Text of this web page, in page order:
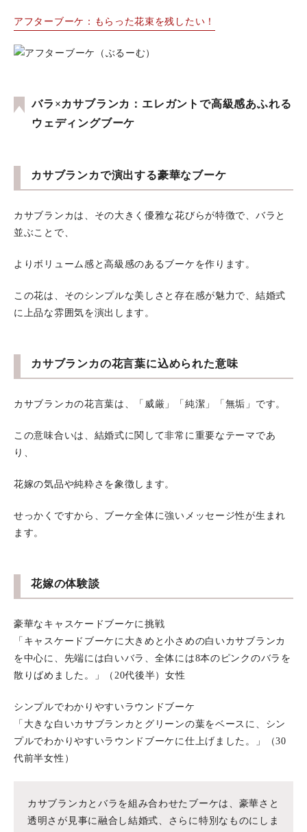
アフターブーケ：もらった花束を残したい！
バラ×カサブランカ：エレガントで高級感あふれる
ウェディングブーケ
カサブランカで演出する豪華なブーケ
カサブランカは、その大きく優雅な花びらが特徴で、バラと
並ぶことで、
よりボリューム感と高級感のあるブーケを作ります。
この花は、そのシンプルな美しさと存在感が魅力で、結婚式
に上品な雰囲気を演出します。
カサブランカの花言葉に込められた意味
カサブランカの花言葉は、「威厳」「純潔」「無垢」です。
この意味合いは、結婚式に関して非常に重要なテーマであ
り、
花嫁の気品や純粋さを象徴します。
せっかくですから、ブーケ全体に強いメッセージ性が生まれ
ます。
花嫁の体験談
豪華なキャスケードブーケに挑戦
「キャスケードブーケに大きめと小さめの白いカサブランカ
を中心に、先端には白いバラ、全体には8本のピンクのバラを
散りばめました。」（20代後半）女性
シンプルでわかりやすいラウンドブーケ
「大きな白いカサブランカとグリーンの葉をベースに、シン
プルでわかりやすいラウンドブーケに仕上げました。」（30
代前半女性）
カサブランカとバラを組み合わせたブーケは、豪華さと
透明さが見事に融合し結婚式、さらに特別なものにしま